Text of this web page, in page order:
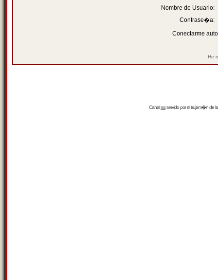
Nombre de Usuario:
Contrase�a:
Conectarme
He
Canalrssservido por eltrujam�nde